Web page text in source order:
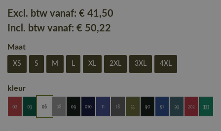
Excl. btw vanaf: € 41,50
Incl. btw vanaf: € 50,22
Maat
XS S M L XL 2XL 3XL 4XL
kleur